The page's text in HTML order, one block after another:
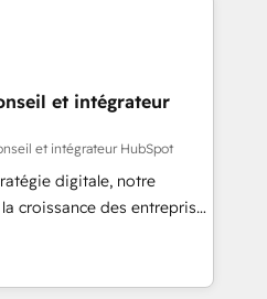
de 30
alignant processus
guidant vos équipes à
en centrant vos objectifs
nous comprenons
Pour toute
de structuration de
et intégrateur
et intégrateur HubSpot
digitale, notre
croissance des entreprises
de nouveaux clients,
des revenus
France et à